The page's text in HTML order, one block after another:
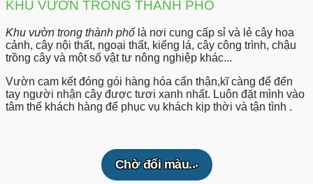
KHU VƯỜN TRONG THÀNH PHỐ
Khu vườn trong thành phố là nơi cung cấp sỉ và lẻ cây hoa
cảnh, cây nội thất, ngoại thất, kiểng lá, cây công trình, chậu
trồng cây và một số vật tư nông nghiệp khác...
Vườn cam kết đóng gói hàng hóa cẩn thận,kĩ càng để đến
tay người nhận cây được tươi xanh nhất. Luôn đặt mình vào
tâm thế khách hàng để phục vụ khách kịp thời và tận tình .
Chờ đổi màu...